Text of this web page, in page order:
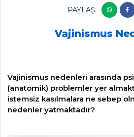
PAYLAŞ:
Vajinismus
Vajinismus nedenleri arasında
(anatomik) problemler yer
istemsiz kasılmalara ne sebep
nedenler yatmaktadır?